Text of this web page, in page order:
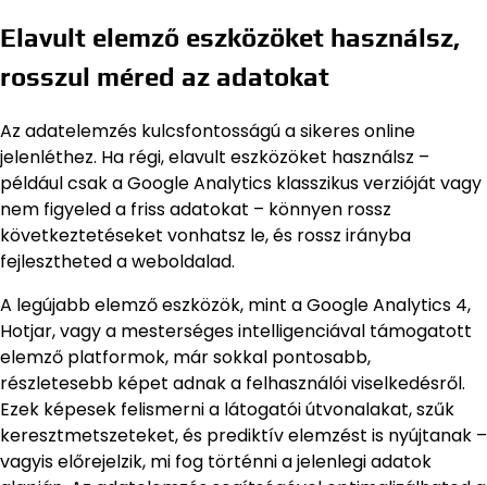
Elavult elemző eszközöket használsz,
rosszul méred az adatokat
Az adatelemzés kulcsfontosságú a sikeres online
jelenléthez. Ha régi, elavult eszközöket használsz –
például csak a Google Analytics klasszikus verzióját vagy
nem figyeled a friss adatokat – könnyen rossz
következtetéseket vonhatsz le, és rossz irányba
fejlesztheted a weboldalad.
A legújabb elemző eszközök, mint a Google Analytics 4,
Hotjar, vagy a mesterséges intelligenciával támogatott
elemző platformok, már sokkal pontosabb,
részletesebb képet adnak a felhasználói viselkedésről.
Ezek képesek felismerni a látogatói útvonalakat, szűk
keresztmetszeteket, és prediktív elemzést is nyújtanak –
vagyis előrejelzik, mi fog történni a jelenlegi adatok